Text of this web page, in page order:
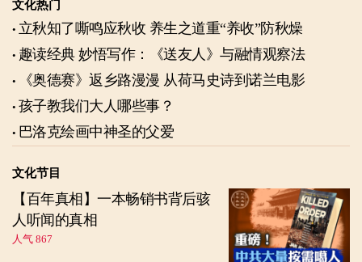
文化热门
立秋知了嘶鸣应秋收 养生之道重“养收”防秋燥
趣读经典 妙悟写作：《送友人》与融情观察法
《奥德赛》返乡路漫漫 从荷马史诗到诺兰电影
孩子教我们大人哪些事？
巴洛克绘画中神圣的父爱
文化节目
【百年真相】一本畅销书背后骇
人听闻的真相
人气 867